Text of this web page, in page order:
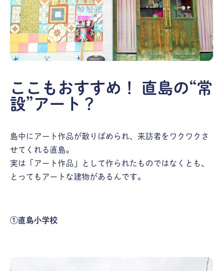
ここもおすすめ！ 直島の“常
設”アート？
島中にアート作品が散りばめられ、来訪者をワクワクさ
せてくれる直島。
実は「アート作品」として作られたものではなくとも、
とってもアートな建物があるんです。
①直島小学校